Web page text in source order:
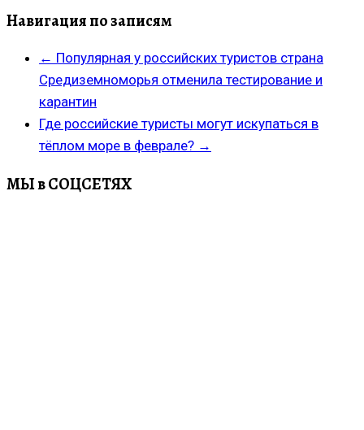
Навигация по записям
← Популярная у российских туристов страна
Средиземноморья отменила тестирование и
карантин
Где российские туристы могут искупаться в
тёплом море в феврале? →
МЫ в СОЦСЕТЯХ